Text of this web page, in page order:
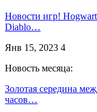
Новости игр!
Diablo…
Янв 15, 2023 4
Новость месяца:
Золотая середина
часов…